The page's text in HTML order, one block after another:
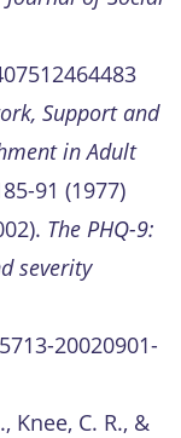
Support and
in Adult
91 (1977)
The PHQ-9:
severity
20020901-
Knee, C. R., &